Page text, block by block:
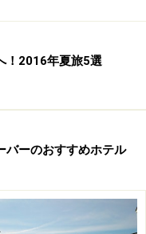
！2016年夏旅5選
バーのおすすめホテル